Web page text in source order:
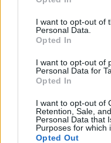
I want to opt-out of
Personal Data.
Opted In
I want to opt-out of
Personal Data for
Opted In
I want to opt-out of
Retention, Sale,
Personal Data that
Purposes for which
Opted Out